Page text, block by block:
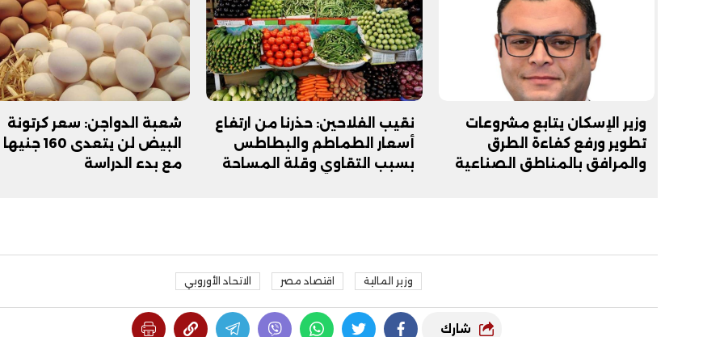
وزير الإسكان يتابع مشروعات
تطوير ورفع كفاءة الطرق
والمرافق بالمناطق الصناعية
نقيب الفلاحين: حذرنا من ارتفاع
أسعار الطماطم والبطاطس
بسبب التقاوي وقلة المساحة
شعبة الدواجن: سعر كرتونة
البيض لن يتعدى 160 جنيها
مع بدء الدراسة
وزير المالية اقتصاد مصر الاتحاد الأوروبي
شارك